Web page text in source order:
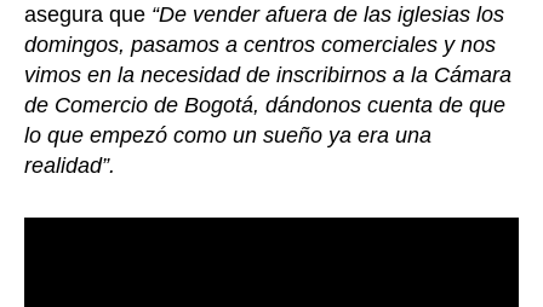
asegura que “De vender afuera de las iglesias los
domingos, pasamos a centros comerciales y nos
vimos en la necesidad de inscribirnos a la Cámara
de Comercio de Bogotá, dándonos cuenta de que
lo que empezó como un sueño ya era una
realidad”.